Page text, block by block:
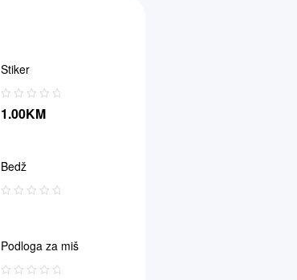
Stiker
1.00KM
Bedž
Podloga za miš